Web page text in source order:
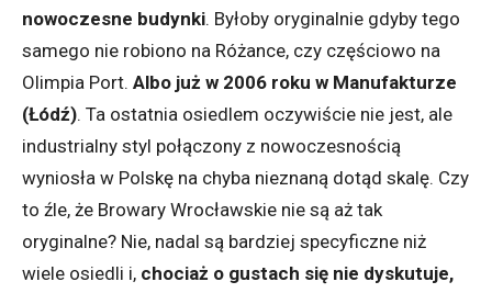
nowoczesne budynki. Byłoby oryginalnie gdyby tego
samego nie robiono na Różance, czy częściowo na
Olimpia Port. Albo już w 2006 roku w Manufakturze
(Łódź). Ta ostatnia osiedlem oczywiście nie jest, ale
industrialny styl połączony z nowoczesnością
wyniosła w Polskę na chyba nieznaną dotąd skalę. Czy
to źle, że Browary Wrocławskie nie są aż tak
oryginalne? Nie, nadal są bardziej specyficzne niż
wiele osiedli i, chociaż o gustach się nie dyskutuje,